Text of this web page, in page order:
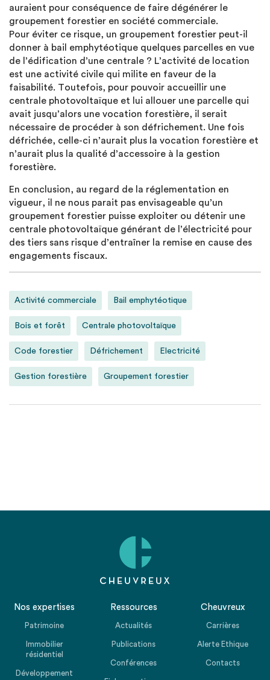
auraient pour conséquence de faire dégénérer le
groupement forestier en société commerciale.
Pour éviter ce risque, un groupement forestier peut-il
donner à bail emphytéotique quelques parcelles en vue
de l’édification d’une centrale ? L’activité de location
est une activité civile qui milite en faveur de la
faisabilité. Toutefois, pour pouvoir accueillir une
centrale photovoltaïque et lui allouer une parcelle qui
avait jusqu’alors une vocation forestière, il serait
nécessaire de procéder à son défrichement. Une fois
défrichée, celle-ci n’aurait plus la vocation forestière et
n’aurait plus la qualité d’accessoire à la gestion
forestière.
En conclusion, au regard de la réglementation en
vigueur, il ne nous parait pas envisageable qu’un
groupement forestier puisse exploiter ou détenir une
centrale photovoltaïque générant de l’électricité pour
des tiers sans risque d’entraîner la remise en cause des
engagements fiscaux.
Activité commerciale Bail emphytéotique
Bois et forêt Centrale photovoltaïque
Code forestier Défrichement Electricité
Gestion forestière Groupement forestier
Nos expertises
Patrimoine
Immobilier
résidentiel
Développement
Ressources
Actualités
Publications
Conférences
Cheuvreux
Carrières
Alerte Ethique
Contacts